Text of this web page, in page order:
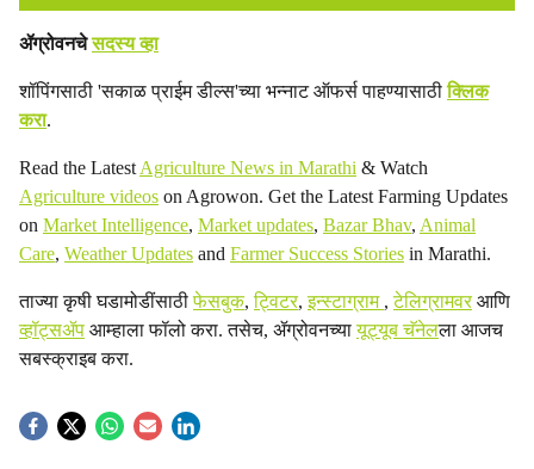
ॲग्रोवनचेसदस्य व्हा
शॉपिंगसाठी 'सकाळ प्राईम डील्स'च्या भन्नाट ऑफर्स पाहण्यासाठीक्लिक
करा.
Read the Latest Agriculture News in Marathi & Watch
Agriculture videos on Agrowon. Get the Latest Farming Updates
on Market Intelligence, Market updates, Bazar Bhav, Animal
Care, Weather Updates and Farmer Success Stories in Marathi.
ताज्या कृषी घडामोडींसाठीफेसबुक,ट्विटर,इन्स्टाग्राम ,टेलिग्रामवरआणि
व्हॉट्सॲप आम्हाला फॉलो करा. तसेच, ॲग्रोवनच्यायूट्यूब चॅनेलला आजच
सबस्क्राइब करा.